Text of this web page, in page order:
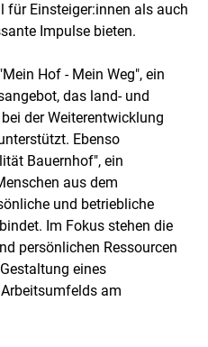
für Einsteiger:innen als auch
Impulse bieten.
Hof - Mein Weg", ein
das land- und
der Weiterentwicklung
Ebenso
Bauernhof", ein
aus dem
und betriebliche
Im Fokus stehen die
persönlichen Ressourcen
eines
am